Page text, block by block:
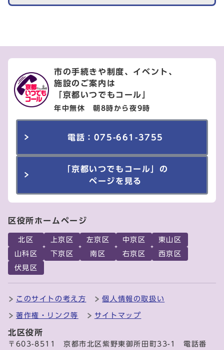
市の手続きや制度、イベント、
施設のご案内は
「京都いつでもコール」
年中無休 朝8時から夜9時
電話：075-661-3755
「京都いつでもコール」の
ページを見る
区役所ホームページ
北区 上京区 左京区 中京区
東山区
山科区
下京区 南区 右京区
西京区
伏見区
このサイトの考え方 個人情報の取扱い
著作権・リンク等 サイトマップ
北区役所
〒603-8511 京都市北区紫野東御所田町33-1 電話番